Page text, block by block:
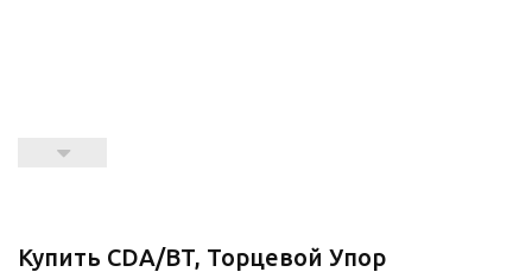
Купить CDA/BT, Торцевой Упор